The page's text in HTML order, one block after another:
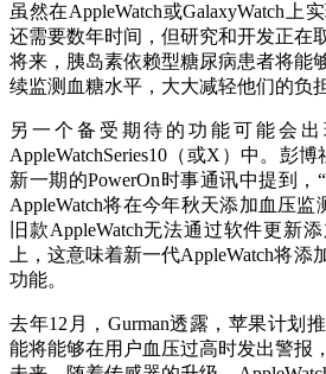
虽然在AppleWatch或GalaxyWatch上
还需要数年时间，但研究和开发正在
将来，胰岛素依赖型糖尿病患者将能
续监测血糖水平，大大减轻他们的负担
另一个备受期待的功能可能会
AppleWatchSeries10（或X）中。彭
新一期的PowerOn时事通讯中提到
AppleWatch将在今年秋天添加血压监
旧款AppleWatch无法通过软件更新
上，这意味着新一代AppleWatch将
功能。
去年12月，Gurman透露，苹果计划
能将能够在用户血压过高时发出警报